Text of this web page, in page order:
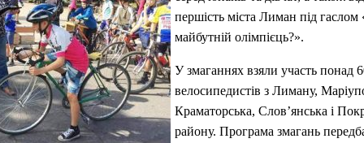
першість міста Лиман під
майбутній олімпієць?».
У змаганнях взяли участь понад
велосипедистів з Лиману,
Краматорська, Слов’янська і
району. Програма змагань